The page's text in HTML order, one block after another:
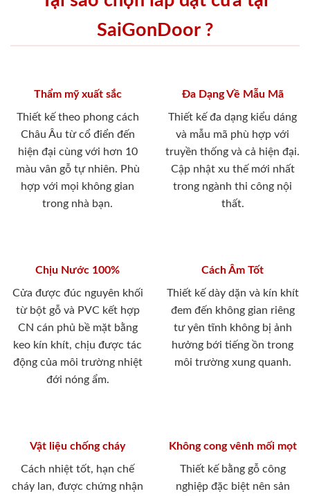
SaiGonDoor ?
Thẩm mỹ xuất sắc
Thiết kế theo phong cách
Châu Âu từ cổ điển đến
hiện đại cùng với hơn 10
màu vân gỗ tự nhiên. Phù
hợp với mọi không gian
trong nhà bạn.
Đa Dạng Về Mẫu Mã
Thiết kế đa dạng kiểu dáng
và mẫu mã phù hợp với
truyền thống và cả hiện đại.
Cập nhật xu thế mới nhất
trong ngành thi công nội
thất.
Chịu Nước 100%
Cửa được đúc nguyên khối
từ bột gỗ và PVC kết hợp
CN cán phủ bề mặt bằng
keo kín khít, chịu được tác
động của môi trường nhiệt
đới nóng ẩm.
Cách Âm Tốt
Thiết kế dày dặn và kín khít
đem đến không gian riêng
tư yên tĩnh không bị ảnh
hưởng bới tiếng ồn trong
môi trường xung quanh.
Vật liệu chống cháy
Cách nhiệt tốt, hạn chế
cháy lan, được chứng nhận
Không cong vênh mối mọt
Thiết kế bằng gỗ công
nghiệp đặc biệt nên sản